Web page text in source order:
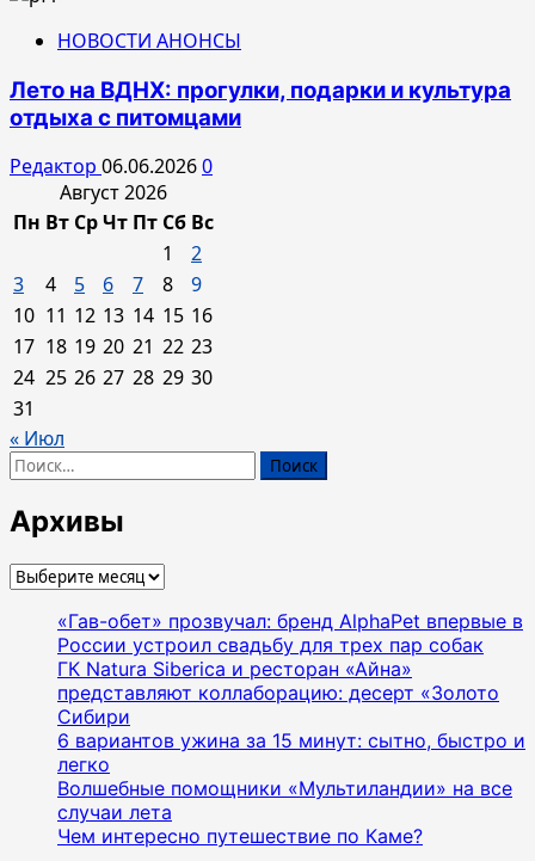
НОВОСТИ АНОНСЫ
Лето на ВДНХ: прогулки, подарки и культура
отдыха с питомцами
Редактор 06.06.20260
Август 2026
Пн Вт СрЧт Пт Сб Вс
1
2
3
4 5 6 7 8
9
10 11 12 13 14 15 16
17 18 19 20 21 22 23
24 25 26 27 28 29 30
31
« Июл
Найти:
Архивы
Архивы
«Гав-обет» прозвучал: бренд AlphaPet впервые в
России устроил свадьбу для трех пар собак
ГК Natura Siberica и ресторан «Айна»
представляют коллаборацию: десерт «Золото
Сибири
6 вариантов ужина за 15 минут: сытно, быстро и
легко
Волшебные помощники «Мультиландии» на все
случаи лета
Чем интересно путешествие по Каме?